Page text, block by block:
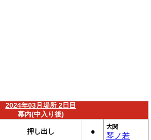
2024年03月場所 2日目
幕内(中入り後)
押し出し ●
大関
琴ノ若